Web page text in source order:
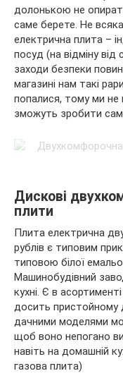
долонькою не
саме берете. Не
електрична плита –
посуд (на відміну від
заходи безпеки
магазині нам такі
попалися, тому ми не
зможуть зробити
Дискові
плити
Плита електрична
рублів є типовим
типовою білої
Машинобудівний
кухні. Є в асортименті
досить пристойному
дачними моделями
щоб воно непогано
навіть на домашній
газова плита)